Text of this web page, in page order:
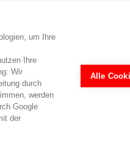
rund um das Thema
hilfe.de keine
Online-Formulare
durch einen Anwalt nötig.
um Ihre
Ihre
Wir
durch
werden
Google
der
Alle